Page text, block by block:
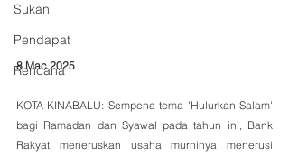
Sukan
Pendapat
Rencana
8 Mac 2025
KOTA KINABALU: Sempena tema 'Hulurkan Salam'
bagi Ramadan dan Syawal pada tahun ini, Bank
Rakyat meneruskan usaha murninya menerusi